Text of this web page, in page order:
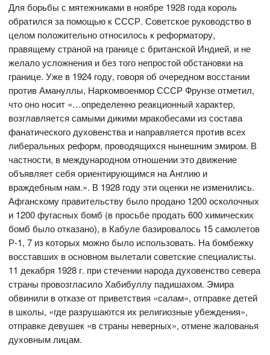
Для борьбы с мятежниками в ноябре 1928 года король
обратился за помощью к СССР. Советское руководство в
целом положительно относилось к реформатору,
правящему страной на границе с британской Индией, и не
желало усложнения и без того непростой обстановки на
границе. Уже в 1924 году, говоря об очередном восстании
против Амануллы, Наркомвоенмор СССР Фрунзе отметил,
что оно носит «…определенно реакционный характер,
возглавляется самыми дикими мракобесами из состава
фанатического духовенства и направляется против всех
либеральных реформ, проводящихся нынешним эмиром. В
частности, в международном отношении это движение
объявляет себя ориентирующимся на Англию и
враждебным нам.». В 1928 году эти оценки не изменились.
Афганскому правительству было продано 1200 осколочных
и 1200 фугасных бомб (в просьбе продать 600 химических
бомб было отказано), в Кабуле базировалось 15 самолетов
Р-1, 7 из которых можно было использовать. На бомбежку
восставших в основном вылетали советские специалисты.
11 декабря 1928 г. при стечении народа духовенство севера
страны провозгласило Хабибуллу падишахом. Эмира
обвинили в отказе от приветствия «салам», отправке детей
в школы, «где разрушаются их религиозные убеждения»,
отправке девушек «в страны неверных», отмене жалованья
духовным лицам.